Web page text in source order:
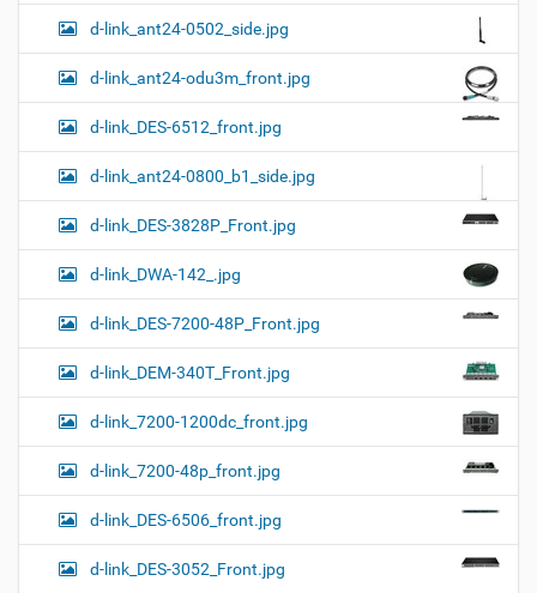
d-link_ant24-0502_side.jpg
d-link_ant24-odu3m_front.jpg
d-link_DES-6512_front.jpg
d-link_ant24-0800_b1_side.jpg
d-link_DES-3828P_Front.jpg
d-link_DWA-142_.jpg
d-link_DES-7200-48P_Front.jpg
d-link_DEM-340T_Front.jpg
d-link_7200-1200dc_front.jpg
d-link_7200-48p_front.jpg
d-link_DES-6506_front.jpg
d-link_DES-3052_Front.jpg